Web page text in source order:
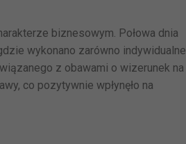
biznesowym. Połowa dnia
wykonano zarówno indywidualne
z obawami o wizerunek na
co pozytywnie wpłynęło na